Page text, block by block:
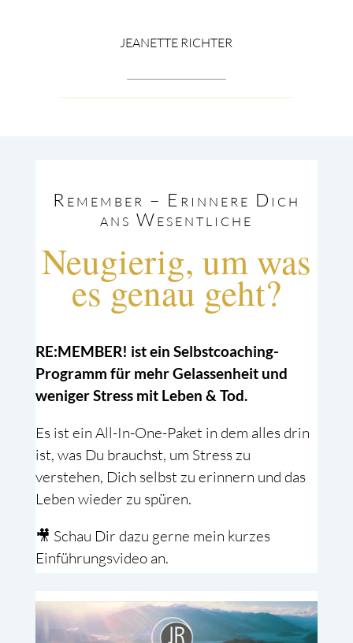
JEANETTE RICHTER
Remember – Erinnere Dich
ans Wesentliche
Neugierig, um was
es genau geht?
RE:MEMBER! ist ein Selbstcoaching-
Programm für mehr Gelassenheit und
weniger Stress mit Leben & Tod.
Es ist ein All-In-One-Paket in dem alles drin
ist, was Du brauchst, um Stress zu
verstehen, Dich selbst zu erinnern und das
Leben wieder zu spüren.
🎥 Schau Dir dazu gerne mein kurzes
Einführungsvideo an.